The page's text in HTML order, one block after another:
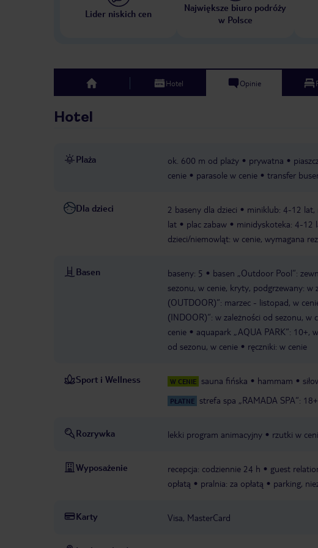
Lider niskich cen
Największe biuro podróży
w Polsce
top Hotel Opinie
Hotel
Plaża ok. 600 m od plaży prywatna
cenie
parasole w cenie transfer
Dla dzieci 2 baseny dla dzieci miniklub: 4-12 lat,
lat
plac zabaw minidyskoteka: 4-12
dzieci/niemowląt: w cenie, wymagana
Basen baseny: 5 basen „Outdoor Pool“:
sezonu, w cenie, kryty, podgrzewany: w
(OUTDOOR)“: marzec - listopad, w
(INDOOR)“: w zależności od sezonu, w
cenie
aquapark „AQUA PARK“: 10+,
od sezonu, w cenie
ręczniki: w cenie
Sport i Wellness W CENIE sauna fińska hammam
PŁATNE strefa spa „RAMADA SPA“: 18+
Rozrywka lekki program animacyjny rzutki w
Wyposażenie recepcja: codziennie 24 h guest
opłatą
pralnia: za opłatą parking,
Karty Visa, MasterCard